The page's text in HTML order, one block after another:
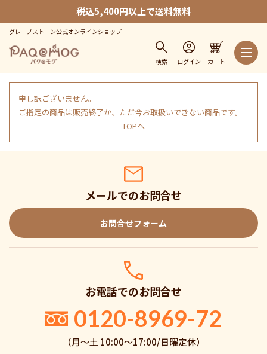
税込5,400円以上で送料無料
グレープストーン公式オンラインショップ
検索 ログイン カート
申し訳ございません。
ご指定の商品は販売終了か、ただ今お取扱いできない商品です。
TOPへ
メールでのお問合せ
お問合せフォーム
お電話でのお問合せ
0120-8969-72
（月〜土 10:00〜17:00/日曜定休）